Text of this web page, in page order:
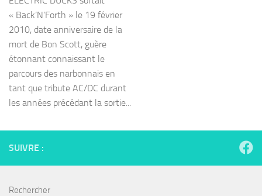
« Back’N’Forth » le 19 février
2010, date anniversaire de la
mort de Bon Scott, guère
étonnant connaissant le
parcours des narbonnais en
tant que tribute AC/DC durant
les années précédant la sortie...
SUIVRE :
Rechercher